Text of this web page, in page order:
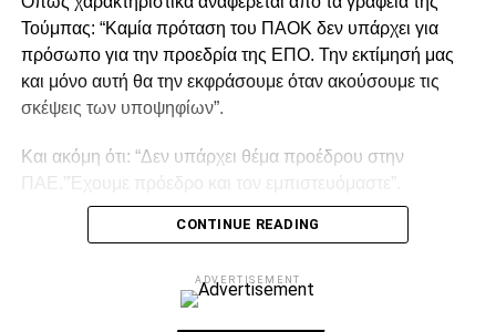
Τούμπας: “Καμία πρόταση του ΠΑΟΚ δεν υπάρχει για
πρόσωπο για την προεδρία της ΕΠΟ. Την εκτίμησή μας
και μόνο αυτή θα την εκφράσουμε όταν ακούσουμε τις
σκέψεις των υποψηφίων”.
Και ακόμη ότι: “Δεν υπάρχει θέμα προέδρου στην
ΠΑΕ.”Έχουμε πρόεδρο και τον εμπιστευόμαστε”.
CONTINUE READING
ADVERTISEMENT